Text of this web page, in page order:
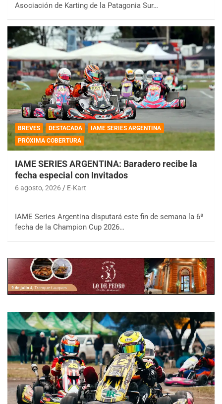
Asociación de Karting de la Patagonia Sur…
BREVES DESTACADA
IAME SERIES ARGENTINA
PRÓXIMA COBERTURA
IAME SERIES ARGENTINA: Baradero recibe la
fecha especial con Invitados
6 agosto, 2026 E-Kart
IAME Series Argentina disputará este fin de semana la 6ª
fecha de la Champion Cup 2026…